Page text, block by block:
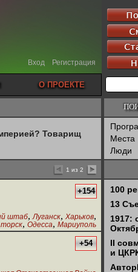
Вход Регистрация
О ПРОЕКТЕ
Товарищ
1 из 2
+154
штаб, Луганск, Харьков,
, Одесса, Мариуполь
+54
Места
Люди
100
13
1917:
II
и